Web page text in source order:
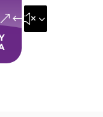
&#x35;